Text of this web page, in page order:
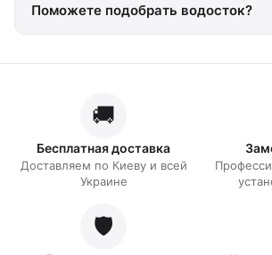
Поможете подобрать водосток?
🚚
Бесплатная доставка
Доставляем по Киеву и всей
Украине
🛡️